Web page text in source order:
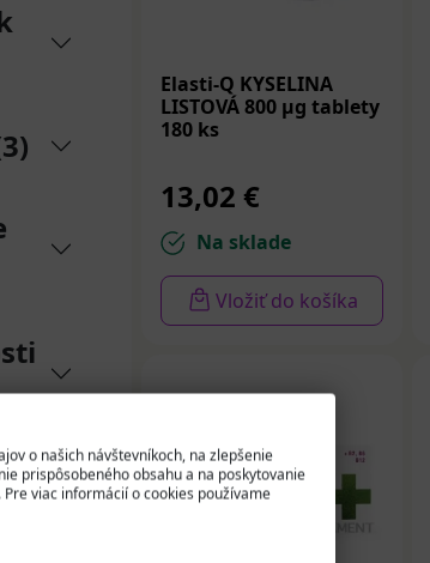
(3)
Elasti-Q KYSELINA
LISTOVÁ 800 µg tablety
180 ks
13,02 €
Na sklade
Vložiť do košíka
o našich návštevníkoch, na zlepšenie
prispôsobeného obsahu a na poskytovanie
viac informácií o cookies používame